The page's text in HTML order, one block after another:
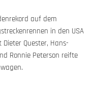
auf dem
in den USA
Quester, Hans-
Ronnie Peterson reifte